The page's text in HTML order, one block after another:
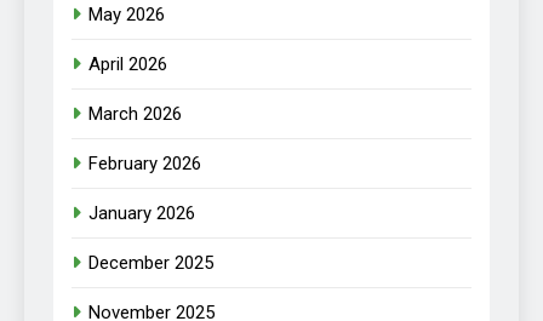
May 2026
April 2026
March 2026
February 2026
January 2026
December 2025
November 2025